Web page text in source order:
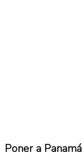
Poner a